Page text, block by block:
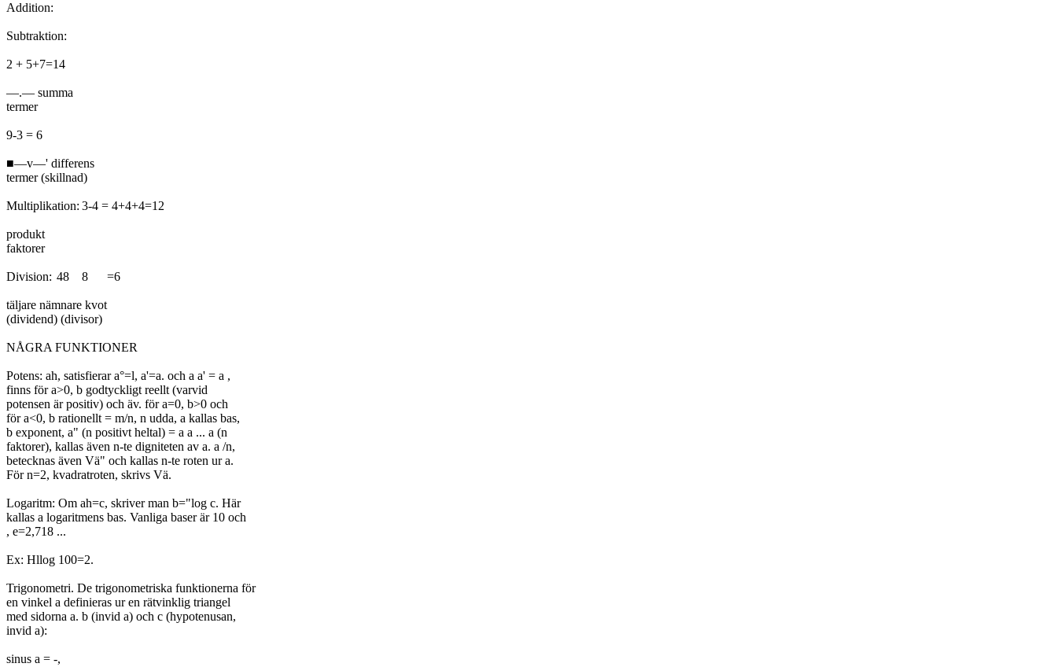
Addition:
Subtraktion:
2 + 5+7=14
—.— summa
termer
9-3 = 6
■—v—' differens
termer (skillnad)
Multiplikation:	3-4 = 4+4+4=12
produkt
faktorer
Division:	48	8	=6
täljare nämnare kvot
(dividend) (divisor)
NÅGRA FUNKTIONER
Potens: ah, satisfierar a°=l, a'=a. och a a' = a ,
finns för a>0, b godtyckligt reellt (varvid
potensen är positiv) och äv. för a=0, b>0 och
för a<0, b rationellt = m/n, n udda, a kallas bas,
b exponent, a" (n positivt heltal) = a a ... a (n
faktorer), kallas även n-te digniteten av a. a /n,
betecknas även Vä" och kallas n-te roten ur a.
För n=2, kvadratroten, skrivs Vä.
Logaritm: Om ah=c, skriver man b="log c. Här
kallas a logaritmens bas. Vanliga baser är 10 och
, e=2,718 ...
Ex: Hllog 100=2.
Trigonometri. De trigonometriska funktionerna för
en vinkel a definieras ur en rätvinklig triangel
med sidorna a. b (invid a) och c (hypotenusan,
invid a):
sinus a = -,